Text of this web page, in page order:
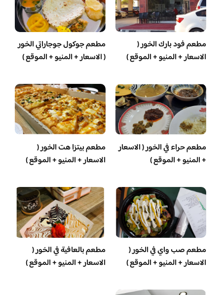
مطعم فود بارك الخور (
الاسعار + المنيو + الموقع )
مطعم جوكول جوجاراتي الخور
( الاسعار + المنيو + الموقع )
مطعم حراء في الخور ( الاسعار
+ المنيو + الموقع )
مطعم بيتزا هت الخور (
الاسعار + المنيو + الموقع )
مطعم صب واي في الخور (
الاسعار + المنيو + الموقع )
مطعم بالعافية في الخور (
الاسعار + المنيو + الموقع )